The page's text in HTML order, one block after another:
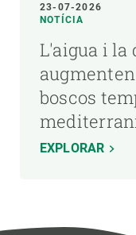
23-07-2026
NOTÍCIA
L'aigua i
boscos
EXPLORAR